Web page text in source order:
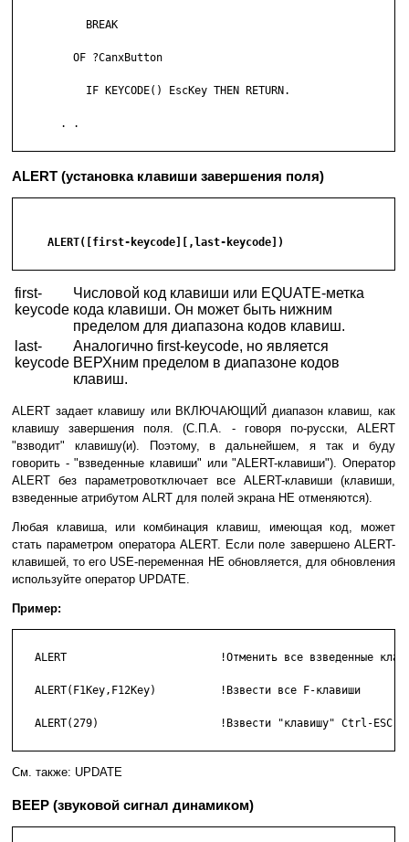
           BREAK
         OF ?CanxButton
           IF KEYCODE() EscKey THEN RETURN.
       . .
ALERT (установка клавиши завершения поля)
     ALERT([first-keycode][,last-keycode])
first-
keycode
Числовой код клавиши или EQUATE-метка
кода клавиши. Он может быть нижним
пределом для диапазона кодов клавиш.
last-
keycode
Аналогично first-keycode, но является
ВЕРХним пределом в диапазоне кодов
клавиш.
ALERT задает клавишу или ВКЛЮЧАЮЩИЙ диапазон клавиш, как
клавишу завершения поля. (С.П.А. - говоря по-русски, ALERT
"взводит" клавишу(и). Поэтому, в дальнейшем, я так и буду
говорить - "взведенные клавиши" или "ALERT-клавиши"). Оператор
ALERT без параметровотключает все ALERT-клавиши (клавиши,
взведенные атрибутом ALRT для полей экрана НЕ отменяются).
Любая клавиша, или комбинация клавиш, имеющая код, может
стать параметром оператора ALERT. Если поле завершено ALERT-
клавишей, то его USE-переменная НЕ обновляется, для обновления
используйте оператор UPDATE.
Пример:
ALERT                        !Отменить все взведенные
   ALERT(F1Key,F12Key)          !Взвести все F-клавиши
   ALERT(279)                   !Взвести "клавишу" Ctrl-ESC
См. также: UPDATE
BEEP (звуковой сигнал динамиком)